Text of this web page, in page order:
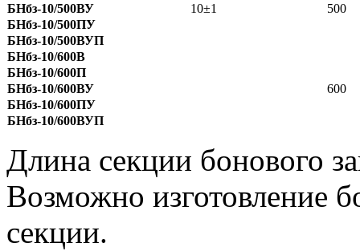
10±1 500
БНбз-10/500ВУ
БНбз-10/500ПУ
БНбз-10/500ВУП
БНбз-10/600В
600
БНбз-10/600П
БНбз-10/600ВУ
БНбз-10/600ПУ
БНбз-10/600ВУП
Длина секции бонового
Возможно изготовление
секции.